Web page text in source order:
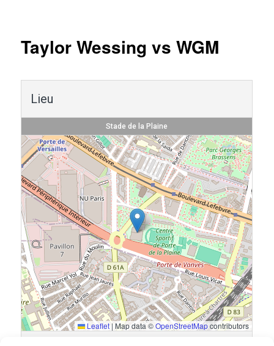
Taylor Wessing vs WGM
Lieu
Stade de la Plaine
Leaflet | Map data ©OpenStreetMapcontributors